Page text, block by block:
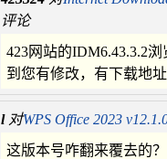
评论
423网站的IDM6.43.3.2
到您有修改，有下载地址
l 对WPS Office 2023
这版本号咋翻来覆去的？